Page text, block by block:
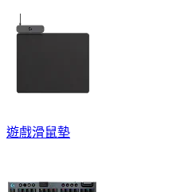
遊戲滑鼠墊